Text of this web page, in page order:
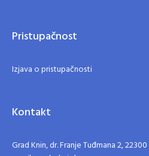
Pristupačnost
Izjava o pristupačnosti
Kontakt
Grad Knin, dr. Franje Tuđmana 2,